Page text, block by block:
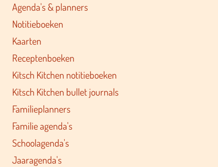
Agenda's & planners
Notitieboeken
Kaarten
Receptenboeken
Kitsch Kitchen notitieboeken
Kitsch Kitchen bullet journals
Familieplanners
Familie agenda's
Schoolagenda's
Jaaragenda's